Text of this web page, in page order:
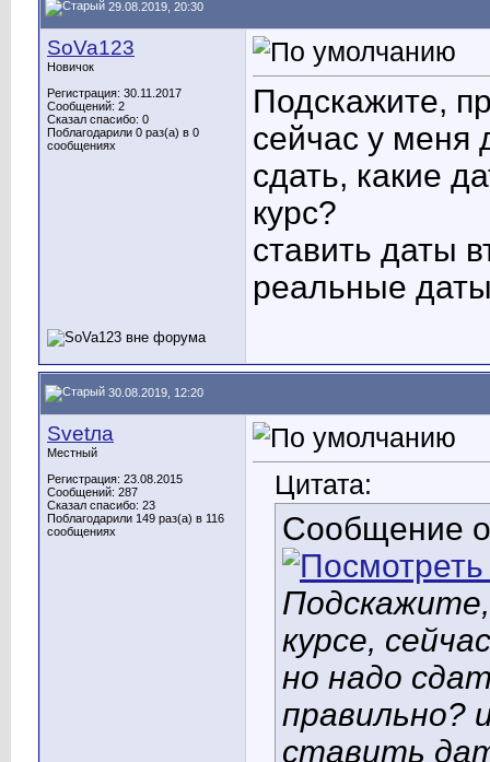
29.08.2019, 20:30
SoVa123
Новичок
Регистрация: 30.11.2017
Сообщений: 2
Сказал спасибо: 0
Поблагодарили 0 раз(а) в 0
сообщениях
Подскажите,
сейчас у меня
сдать, какие
курс?
ставить даты
реальные
30.08.2019, 12:20
Svetла
Местный
Регистрация: 23.08.2015
Сообщений: 287
Сказал спасибо: 23
Поблагодарили 149 раз(а) в 116
сообщениях
Цитата:
Сообщение
курсе,
но надо
правильно?
ставить